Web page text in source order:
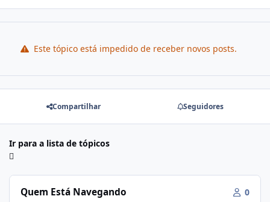
Este tópico está impedido de receber novos posts.
Compartilhar Seguidores
Ir para a lista de tópicos
Quem Está Navegando 0